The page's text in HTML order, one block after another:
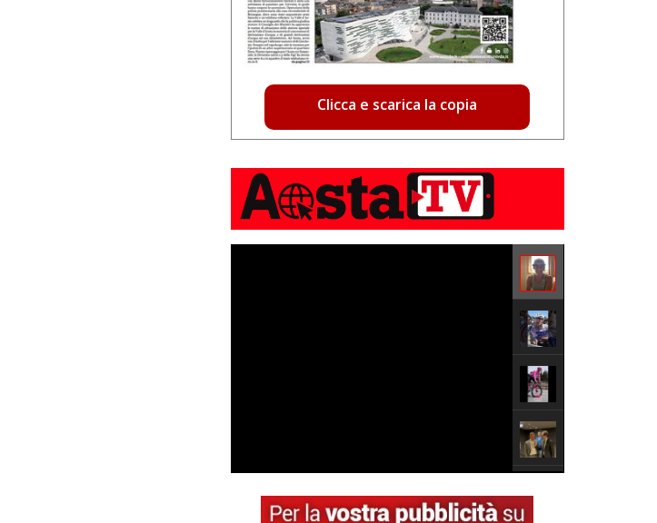
Clicca e scarica la copia